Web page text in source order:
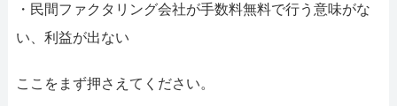
・民間ファクタリング会社が手数料無料で行う意味がな
い、利益が出ない
ここをまず押さえてください。